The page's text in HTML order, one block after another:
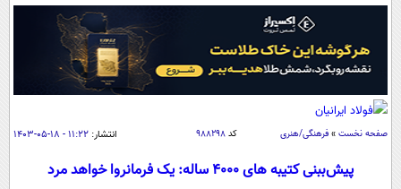
آرشیو
نظرسنجی
آب و هوا
اوقات شرعی
سیاسی
صفحه نخست » فرهنگی/هنری کد۹۸۸۲۹۸ انتشار: ۱۱:۲۲ - ۱۸-۰۵-۱۴۰۳
پیش‌ببنی کتیبه های ۴۰۰۰ ساله: یک فرمانروا خواهد مرد